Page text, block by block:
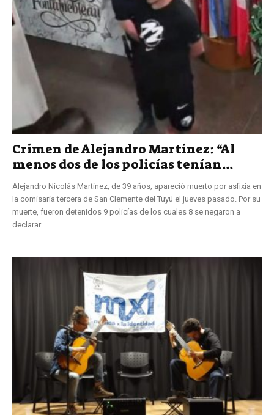
Crimen de Alejandro Martinez: “Al
menos dos de los policías tenían...
Alejandro Nicolás Martínez, de 39 años, apareció muerto por asfixia en
la comisaría tercera de San Clemente del Tuyú el jueves pasado. Por su
muerte, fueron detenidos 9 policías de los cuales 8 se negaron a
declarar.